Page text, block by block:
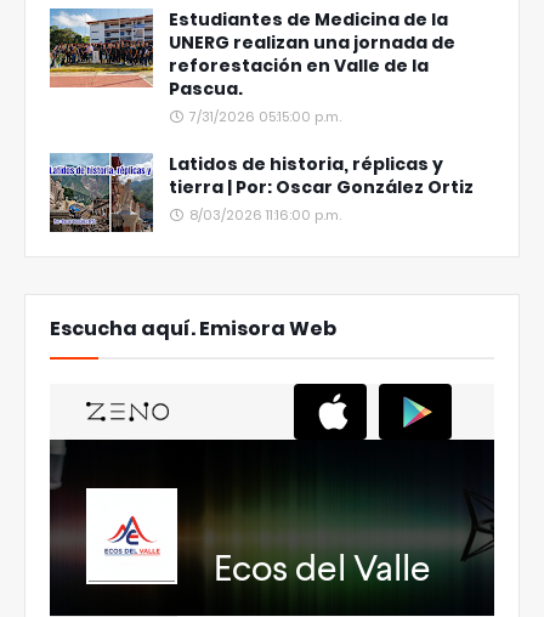
Estudiantes de Medicina de la
UNERG realizan una jornada de
reforestación en Valle de la
Pascua.
7/31/2026 05:15:00 p.m.
Latidos de historia, réplicas y
tierra | Por: Oscar González Ortiz
8/03/2026 11:16:00 p.m.
Escucha aquí. Emisora Web